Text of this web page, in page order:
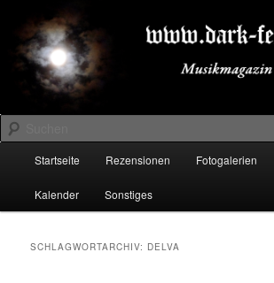
primären
Inhalt
springen
sekundären
Inhalt
springenDARK-FESTIVALS.DE
Suchen
Startseite Rezensionen Fotogalerien
Kalender Sonstiges
SCHLAGWORTARCHIV: DELVA